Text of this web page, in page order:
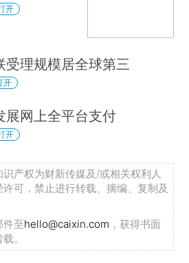
开
受理规模居全球第三
开
展网上全平台支付
开
产权为财新传媒及/或相关权利人
可，禁止进行转载、摘编、复制及
件至hello@caixin.com ，获得书面
。